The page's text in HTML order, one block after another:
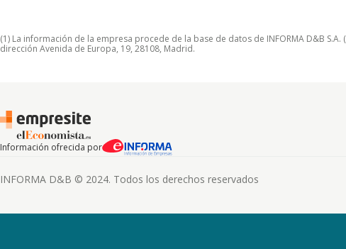
(1) La información de la empresa procede de la base de datos de INFORMA D&B
dirección Avenida de Europa, 19, 28108, Madrid.
Información ofrecida por
INFORMA D&B © 2024. Todos los derechos reservados